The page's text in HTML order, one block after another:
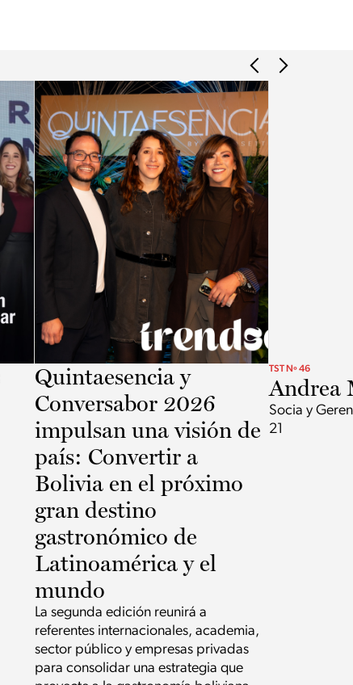
Quintaesencia y
Conversabor 2026
impulsan una visión de
país: Convertir a
Bolivia en el próximo
gran destino
gastronómico de
Latinoamérica y el
mundo
La segunda edición reunirá a
referentes internacionales, academia,
sector público y empresas privadas
para consolidar una estrategia que
TST Nº 46
Andrea
Socia y
21